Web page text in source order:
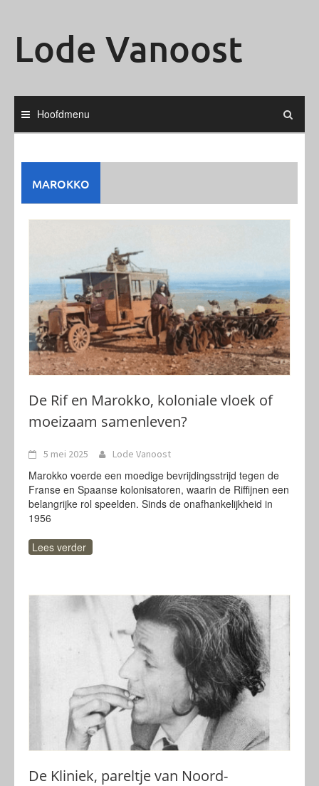
Lode Vanoost
Hoofdmenu
MAROKKO
De Rif en Marokko, koloniale vloek of
moeizaam samenleven?
5 mei 2025 Lode Vanoost
Marokko voerde een moedige bevrijdingsstrijd tegen de
Franse en Spaanse kolonisatoren, waarin de Riffijnen een
belangrijke rol speelden. Sinds de onafhankelijkheid in
1956
Lees verder
De Kliniek, pareltje van Noord-